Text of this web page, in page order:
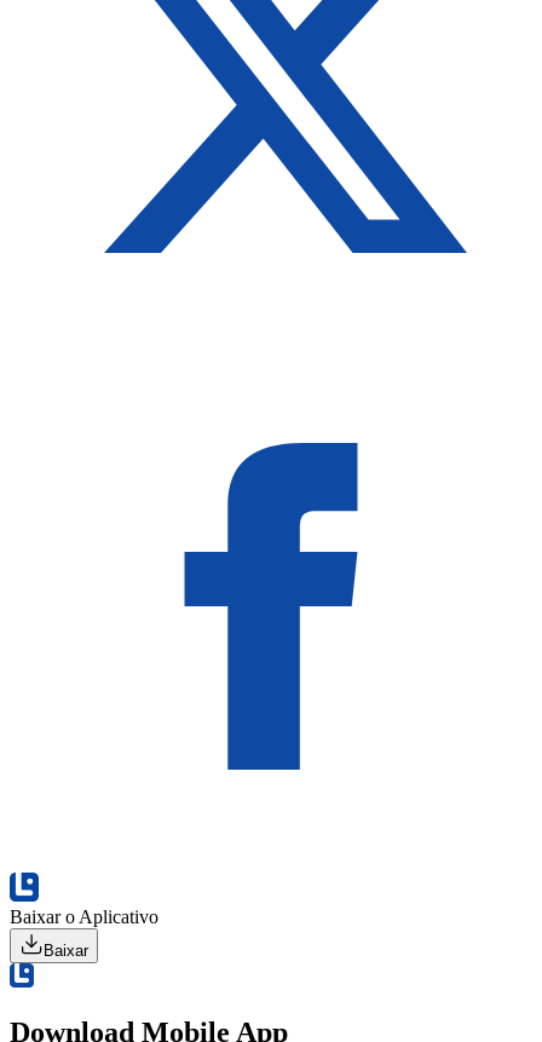
Baixar o Aplicativo
Baixar
Download Mobile App